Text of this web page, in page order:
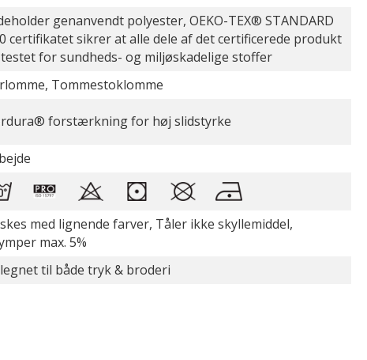
genanvendt polyester, OEKO-TEX® STANDARD
certifikatet sikrer at alle dele af det certificerede produkt
for sundheds- og miljøskadelige stoffer
Tommestoklomme
forstærkning for høj slidstyrke
med lignende farver, Tåler ikke skyllemiddel,
max. 5%
til både tryk & broderi